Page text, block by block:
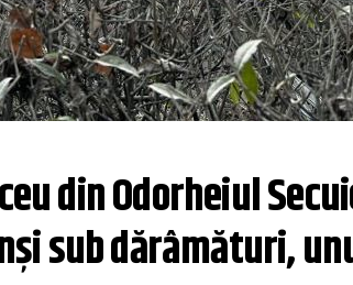
din Odorheiul
sub dărâmături,